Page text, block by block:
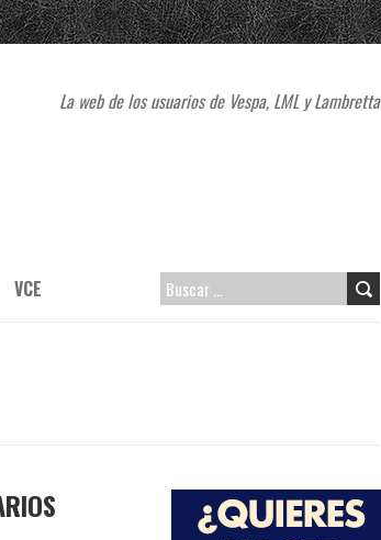
La web de los usuarios de Vespa, LML y Lambretta
VCE
B